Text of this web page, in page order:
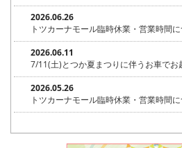
2026.06.26
トツカーナモール臨時休業・営業時間
2026.06.11
7/11(土)とつか夏まつりに伴うお車でお
2026.05.26
トツカーナモール臨時休業・営業時間